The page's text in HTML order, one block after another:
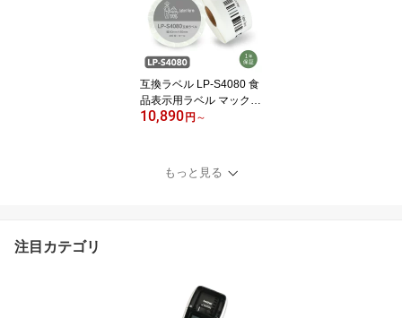
感熱紙 防水 ラベルシー
ル ラベルライター用テー
プ リフィル
互換ラベル LP-S4080 食
品表示用ラベル マックス
対応 互換ラベル用紙 カ
文具用品 オフィス用品
感熱紙 防水 ラベルシー
10,890円 ～
もっと見る
注目カテゴリ